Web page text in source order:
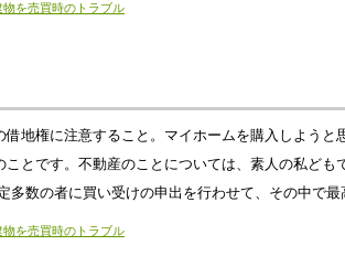
物を売買時のトラブル
地権に注意すること。マイホームを購入しようと
とです。不動産のことについては、素人の私ど
多数の者に買い受けの申出を行わせて、その中で
物を売買時のトラブル